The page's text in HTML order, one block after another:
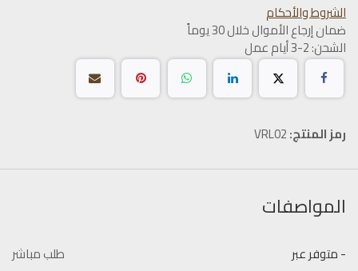
الشروط والأحكام
ضمان إرجاع الأموال خلال 30 يوماً
الشحن: 2-3 أيام عمل
رمز المنتج:VRL02
المواصفات
- متوفر عبر طلب مباشر